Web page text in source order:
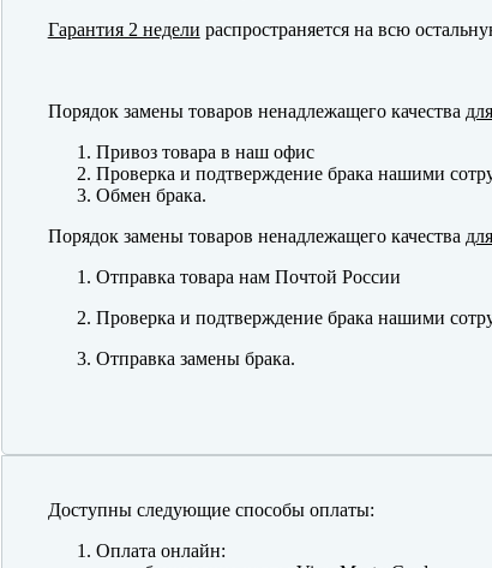
Гарантия 2 недели распространяется на всю
Порядок замены товаров ненадлежащего качества
Привоз товара в наш офис
Проверка и подтверждение брака нашими
Обмен брака.
Порядок замены товаров ненадлежащего качества
Отправка товара нам Почтой России
Проверка и подтверждение брака нашими
Отправка замены брака.
Доступны следующие способы оплаты:
Оплата онлайн: